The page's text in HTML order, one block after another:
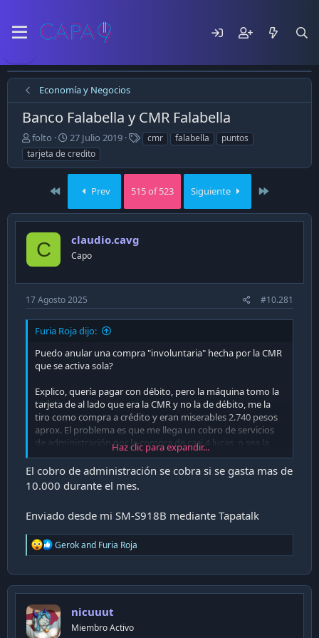
Economía y Negocios
Banco Falabella y CMR Falabella
E
m
p
e
m
folto
F
e
c
h
e
u
b
a
c
i
n
27 Julio 2019
T
a
s
cmr falabella
puntos
tarjeta de credito
First Prev 515 of 523 Siguiente
C claudio.cavg
Capo
17 Agosto 2025 #10.281
Furia Roja dijo:
Puedo anular una compra "involuntaria" hecha por la CMR
que se activa sola?
Explico, quería pagar con débito, pero la máquina tomo la
tarjeta de al lado que era la CMR y no la de débito, me la
tiro como compra a crédito y eran miserables 2.740 pesos
aprox. El problema es que me llega un cobro de servicios
de administración por la compra de casi 4 lucas, o sea la
compra de casi 3.000 se va 7 lucas. Todo porque la tarjeta
CMR por compras menores a 20 lucas no pide clave, se
activa sola. Odio esa wea.
Alguna idea?
En el local la sra. no tenía idea como anular la compra ya
Sugerencias?
Haz clic para expandir...
El cobro de administración se cobra si se gasta mas de
10.000 durante el mes.
Enviado desde mi SM-S918B mediante Tapatalk
R
e
c
t
o
n
s
Gerokand Furia Roja
nicuuut
Miembro Activo